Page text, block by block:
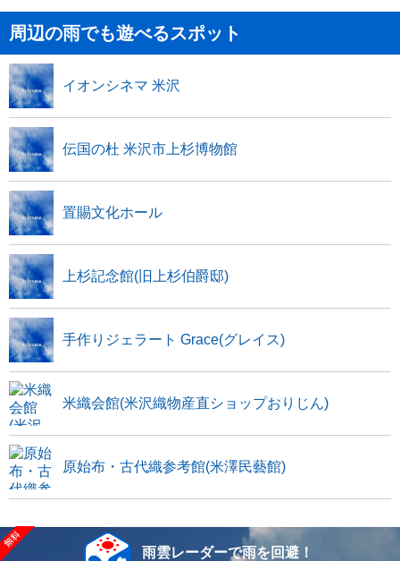
周辺の雨でも遊べるスポット
イオンシネマ 米沢
伝国の杜 米沢市上杉博物館
置賜文化ホール
上杉記念館(旧上杉伯爵邸)
手作りジェラート Grace(グレイス)
米織会館(米沢織物産直ショップおりじん)
原始布・古代織参考館(米澤民藝館)
雨雲レーダーで雨を回避！